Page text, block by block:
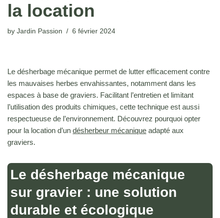
la location
by Jardin Passion 6 février 2024
Le désherbage mécanique permet de lutter efficacement contre
les mauvaises herbes envahissantes, notamment dans les
espaces à base de graviers. Facilitant l’entretien et limitant
l’utilisation des produits chimiques, cette technique est aussi
respectueuse de l’environnement. Découvrez pourquoi opter
pour la location d’un désherbeur mécanique adapté aux
graviers.
Le désherbage mécanique
sur gravier : une solution
durable et écologique